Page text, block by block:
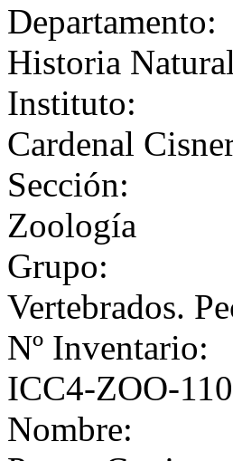
Departamento:
Historia Natural
Instituto:
Cardenal
Sección:
Zoología
Grupo:
Vertebrados.
Nº Inventario:
ICC4-ZOO-
Nombre: